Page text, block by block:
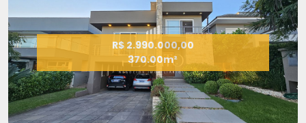
R$ 2.990.000,00
370.00m²